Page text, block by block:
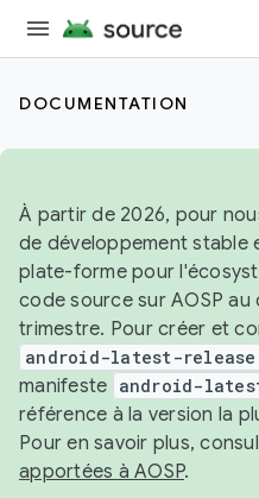
DOCUMENTATION
À partir de 2026, pour
de développement stable
plate-forme pour
code source sur AOSP
trimestre. Pour créer et
android-latest-release
manifeste android-
référence à la version la
Pour en savoir plus,
apportées à AOSP.